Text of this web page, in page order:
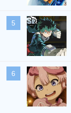
5
6